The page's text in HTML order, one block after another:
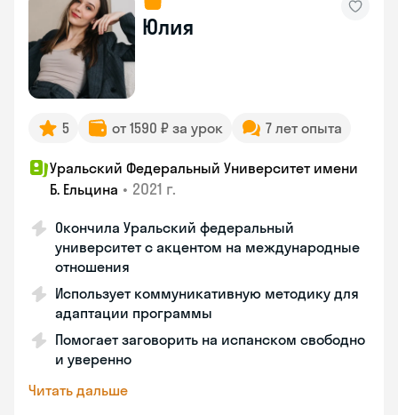
Юлия
5 от 1590 ₽ за урок 7 лет опыта
Уральский Федеральный Университет имени
Б. Ельцина • 2021 г.
Окончила Уральский федеральный
университет с акцентом на международные
отношения
Использует коммуникативную методику для
адаптации программы
Помогает заговорить на испанском свободно
и уверенно
Читать дальше